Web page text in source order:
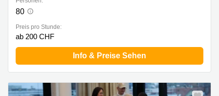
80
Preis pro Stunde:
ab 200 CHF
Info & Preise Sehen